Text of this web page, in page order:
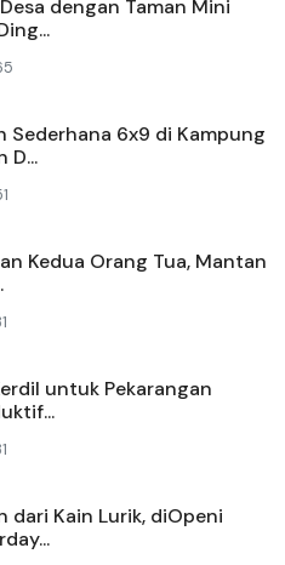
dengan Taman Mini
Sederhana 6x9 di Kampung
D...
Kedua Orang Tua, Mantan
untuk Pekarangan
dari Kain Lurik, diOpeni